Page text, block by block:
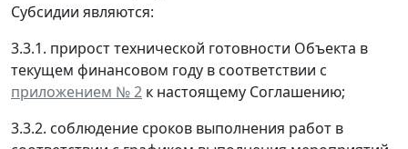
Субсидии являются:
3.3.1. прирост технической готовности Объекта в
текущем финансовом году в соответствии с
приложением № 2 к настоящему Соглашению;
3.3.2. соблюдение сроков выполнения работ в